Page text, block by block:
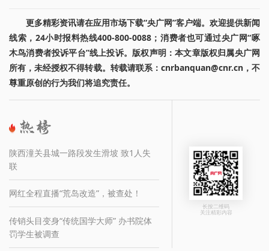
更多精彩资讯请在应用市场下载“央广网”客户端。欢迎提供新闻
线索，24小时报料热线400-800-0088；消费者也可通过央广网“啄
木鸟消费者投诉平台”线上投诉。版权声明：本文章版权归属央广网
所有，未经授权不得转载。转载请联系：cnrbanquan@cnr.cn，不
尊重原创的行为我们将追究责任。
陕西潼关县城一路段发生滑坡 致1人失
联
网红全程直播“荒岛改造”，被查处！
传销头目变身“传统国学大师” 办书院体
罚学生被调查
长按二维码
关注精彩内容